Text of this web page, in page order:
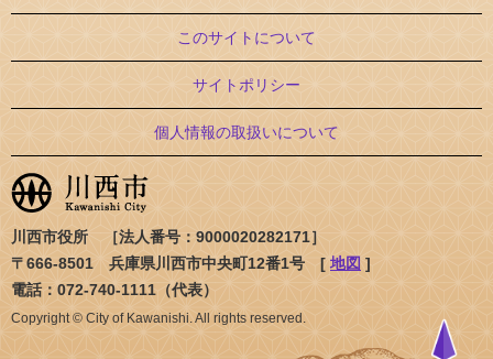
このサイトについて
サイトポリシー
個人情報の取扱いについて
川西市役所 ［法人番号：9000020282171］
〒666-8501 兵庫県川西市中央町12番1号 [ 地図 ]
電話：072-740-1111（代表）
Copyright © City of Kawanishi. All rights reserved.